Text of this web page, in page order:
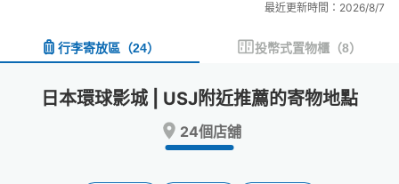
and
a
date.
and
a
date.
最近更新時間：2026/8/7
行李寄放區 （24） 投幣式置物櫃 （8）
日本環球影城 | USJ附近推薦的寄物地點
24個店舖